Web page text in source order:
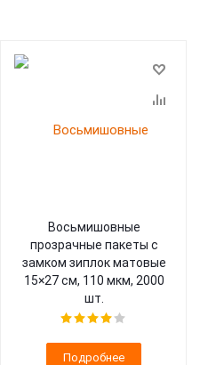
Восьмишовные
прозрачные пакеты с
замком зиплок матовые
15×27 см, 110 мкм, 2000
шт.
Подробнее